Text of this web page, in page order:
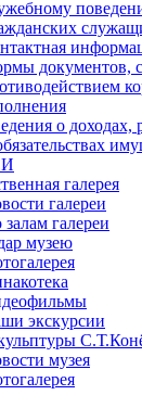
документов,
о доходах,
галерея
галереи
галереи
музею
экскурсии
музея